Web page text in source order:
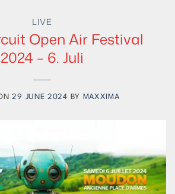
LIVE
Open Air Festival
2024 – 6. Juli
29 JUNE 2024 BY MAXXIMA